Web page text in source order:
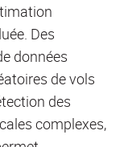
Des
données
de vols
des
complexes,